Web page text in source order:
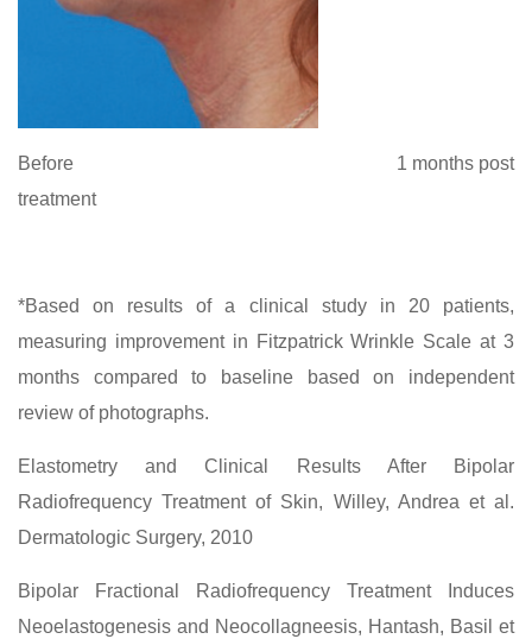
Before 1 months post
treatment
*Based on results of a clinical study in 20 patients,
measuring improvement in Fitzpatrick Wrinkle Scale at 3
months compared to baseline based on independent
review of photographs.
Elastometry and Clinical Results After Bipolar
Radiofrequency Treatment of Skin, Willey, Andrea et al.
Dermatologic Surgery, 2010
Bipolar Fractional Radiofrequency Treatment Induces
Neoelastogenesis and Neocollagneesis, Hantash, Basil et